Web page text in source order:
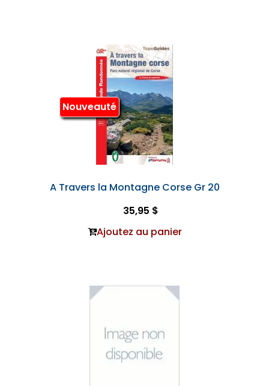
Nouveauté
A Travers la Montagne Corse Gr 20
35,95 $
Ajoutez au panier